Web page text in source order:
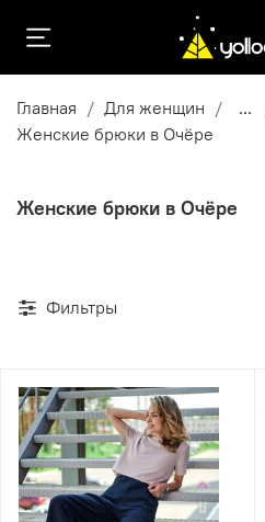
Главная Для женщин
...
Женские брюки в Очёре
Женские брюки в Очёре
Фильтры